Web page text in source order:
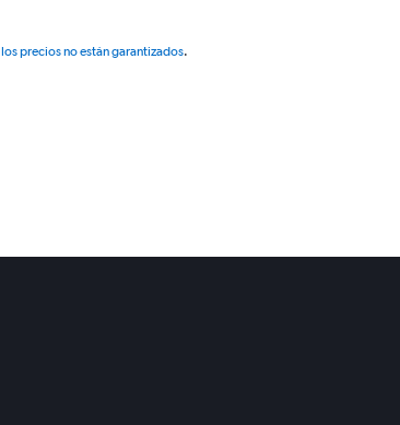
los precios no están garantizados.